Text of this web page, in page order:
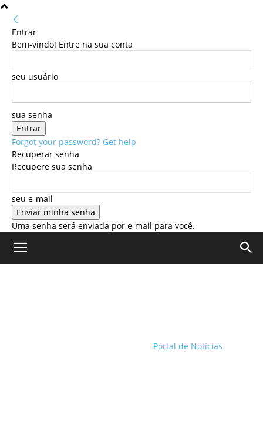
Entrar
Bem-vindo! Entre na sua conta
seu usuário
sua senha
Forgot your password? Get help
Recuperar senha
Recupere sua senha
seu e-mail
Uma senha será enviada por e-mail para você.
Portal de Notícias